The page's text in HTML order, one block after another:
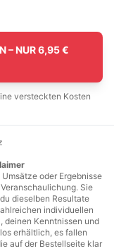
– NUR 6,95 €
versteckten Kosten
oder Ergebnisse
Sie
dieselben Resultate
individuellen
deinen Kenntnissen und
erhältlich, es fallen
auf der Bestellseite klar